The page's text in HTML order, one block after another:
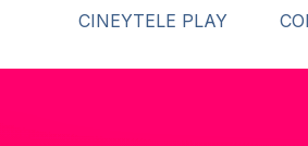
CINEYTELE PLAY